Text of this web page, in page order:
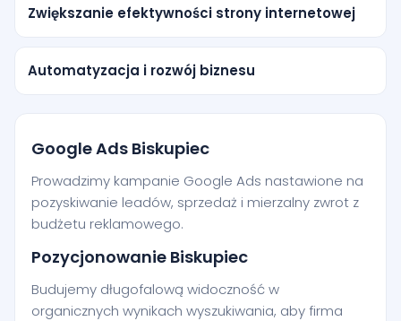
Zwiększanie efektywności strony internetowej
Automatyzacja i rozwój biznesu
Google Ads Biskupiec
Prowadzimy kampanie Google Ads nastawione na
pozyskiwanie leadów, sprzedaż i mierzalny zwrot z
budżetu reklamowego.
Pozycjonowanie Biskupiec
Budujemy długofalową widoczność w
organicznych wynikach wyszukiwania, aby firma